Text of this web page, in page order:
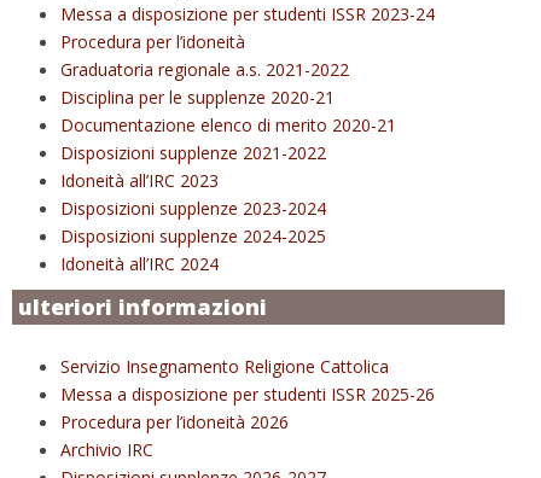
Messa a disposizione per studenti ISSR 2023-24
Procedura per l’idoneità
Graduatoria regionale a.s. 2021-2022
Disciplina per le supplenze 2020-21
Documentazione elenco di merito 2020-21
Disposizioni supplenze 2021-2022
Idoneità all’IRC 2023
Disposizioni supplenze 2023-2024
Disposizioni supplenze 2024-2025
Idoneità all’IRC 2024
ulteriori informazioni
Servizio Insegnamento Religione Cattolica
Messa a disposizione per studenti ISSR 2025-26
Procedura per l’idoneità 2026
Archivio IRC